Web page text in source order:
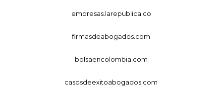
empresas.larepublica.co
firmasdeabogados.com
bolsaencolombia.com
casosdeexitoabogados.com